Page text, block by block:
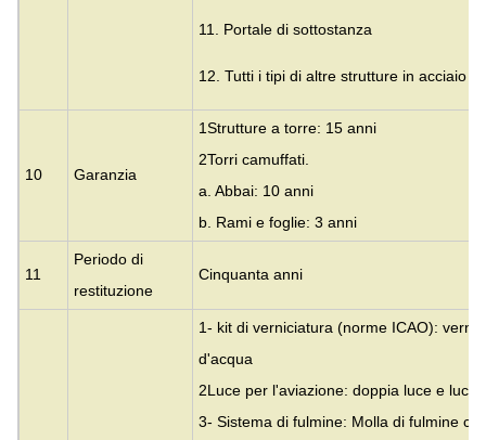
11. Portale di sottostanza
12. Tutti i tipi di altre strutture in acciaio
10 Garanzia
1Strutture a torre: 15 anni
2Torri camuffati.
a. Abbai: 10 anni
b. Rami e foglie: 3 anni
11
Periodo di
restituzione
Cinquanta anni
1- kit di verniciatura (norme ICAO):
d'acqua
2Luce per l'aviazione: doppia luce e luce
3- Sistema di fulmine: Molla di fulmine